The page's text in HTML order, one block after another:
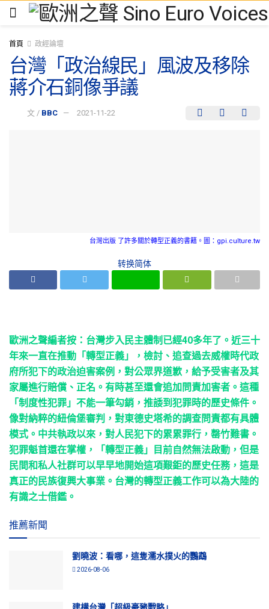
首頁 政經論壇
台灣「政治線民」風波及移除
蔣介石銅像爭議
文 / BBC 2021-11-22
台灣出版 了許多關於轉型正義的書籍。圖：gpi.culture.tw
转换简体
歐洲之聲編者按：台灣步入民主體制已經40多年了。近三十
年來一直在推動「轉型正義」，檢討、追查過去威權時代政
府所犯下的政治迫害案例，對公眾界道歉，給予受害者及其
家屬進行賠償、正名。有時甚至還會追加問責加害者。這種
「制度性犯罪」不能一筆勾銷，推諉到犯罪時的歷史條件。
像對納粹的紐倫堡審判，對東德史塔希的調查問責都有具體
模式。中共執政以來，對人民犯下的累累罪行，罄竹難書。
犯罪魁首還在掌權，「轉型正義」目前自然無法啟動，但是
民間和私人社群可以早早地開始這項艱鉅的歷史任務，這是
真正的民族復興大事業。台灣的轉型正義工作可以為大陸的
有識之士借鑑。
推薦新聞
劉曉波：看哪，這隻濡水撲火的鸚鵡
2026-08-06
建構台灣「超級豪豬戰略」